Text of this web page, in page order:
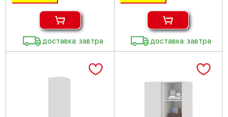
доставка: завтра доставка: завтра